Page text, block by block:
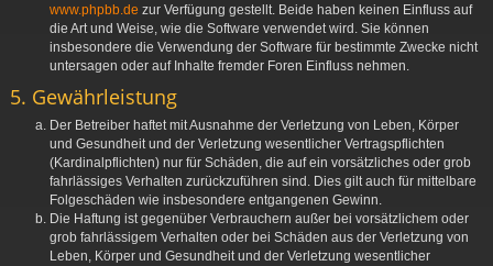
www.phpbb.de zur Verfügung gestellt. Beide haben keinen Einfluss auf
die Art und Weise, wie die Software verwendet wird. Sie können
insbesondere die Verwendung der Software für bestimmte Zwecke nicht
untersagen oder auf Inhalte fremder Foren Einfluss nehmen.
5. Gewährleistung
Der Betreiber haftet mit Ausnahme der Verletzung von Leben, Körper
und Gesundheit und der Verletzung wesentlicher Vertragspflichten
(Kardinalpflichten) nur für Schäden, die auf ein vorsätzliches oder grob
fahrlässiges Verhalten zurückzuführen sind. Dies gilt auch für mittelbare
Folgeschäden wie insbesondere entgangenen Gewinn.
Die Haftung ist gegenüber Verbrauchern außer bei vorsätzlichem oder
grob fahrlässigem Verhalten oder bei Schäden aus der Verletzung von
Leben, Körper und Gesundheit und der Verletzung wesentlicher